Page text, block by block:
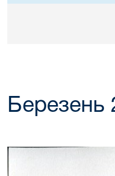
Березень